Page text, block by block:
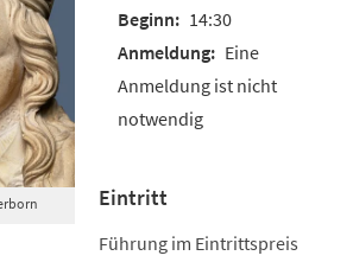
14:30
Eine
Anmeldung ist nicht
notwendig
Eintritt
Führung im Eintrittspreis